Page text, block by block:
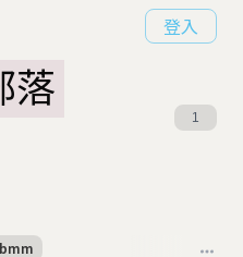
登入
落
1
bmm